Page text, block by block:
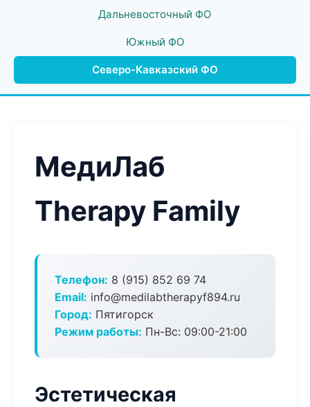
Дальневосточный ФО
Южный ФО
Северо-Кавказский ФО
МедиЛаб
Therapy Family
Телефон: 8 (915) 852 69 74
Email: info@medilabtherapyf894.ru
Город: Пятигорск
Режим работы: Пн-Вс: 09:00-21:00
Эстетическая